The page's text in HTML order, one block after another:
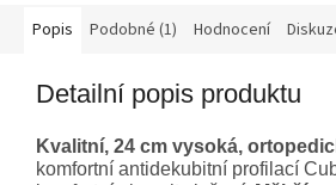
Popis Podobné (1) Hodnocení
Detailní popis produktu
Kvalitní, 24 cm vysoká,
komfortní antidekubitní profilací